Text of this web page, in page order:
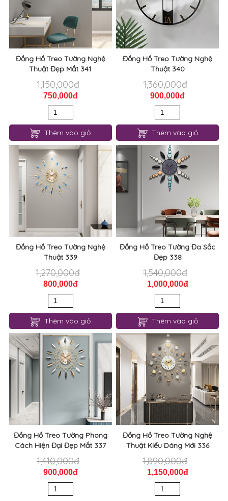
Đồng Hồ Treo Tường Nghệ
Thuật Đẹp Mắt 341
1,150,000đ
750,000đ
Thêm vào giỏ
Đồng Hồ Treo Tường Nghệ
Thuật 340
1,360,000đ
900,000đ
Thêm vào giỏ
Đồng Hồ Treo Tường Nghệ
Thuật 339
1,270,000đ
800,000đ
Thêm vào giỏ
Đồng Hồ Treo Tường Đa Sắc
Đẹp 338
1,540,000đ
1,000,000đ
Thêm vào giỏ
Đồng Hồ Treo Tường Phong
Cách Hiện Đại Đẹp Mắt 337
1,410,000đ
900,000đ
Thêm vào giỏ
Đồng Hồ Treo Tường Nghệ
Thuật Kiểu Dáng Mới 336
1,890,000đ
1,150,000đ
Thêm vào giỏ